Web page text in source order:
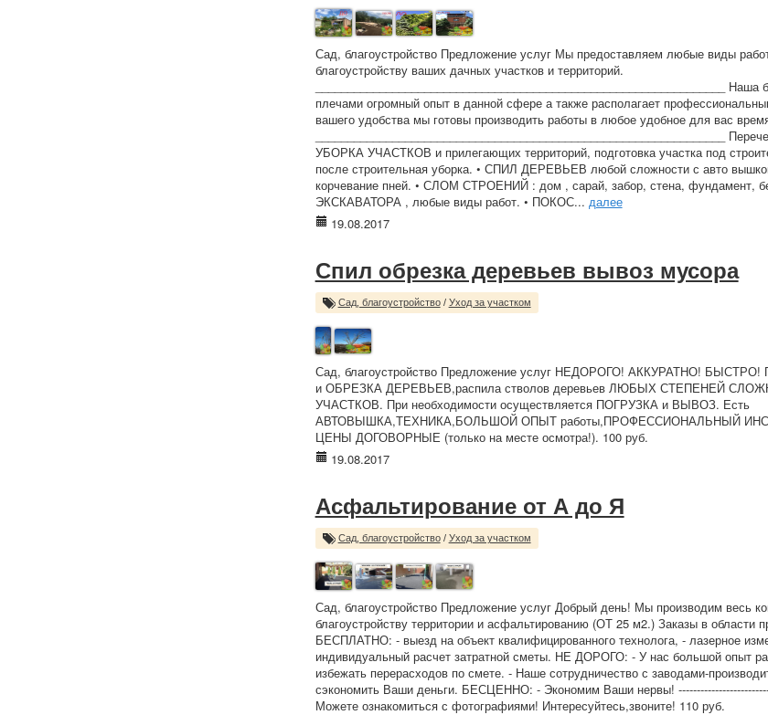
Сад, благоустройство Предложение услуг Мы предоставляем любые виды
благоустройству ваших дачных участков и территорий.
________________________________________________________________ Наша
плечами огромный опыт в данной сфере а также располагает
вашего удобства мы готовы производить работы в любое удобное для вас
________________________________________________________________
УБОРКА УЧАСТКОВ и прилегающих территорий, подготовка участка под
после строительная уборка. • СПИЛ ДЕРЕВЬЕВ любой сложности с авто
корчевание пней. • СЛОМ СТРОЕНИЙ : дом , сарай, забор, стена, фундамент,
ЭКСКАВАТОРА , любые виды работ. • ПОКОС... далее
19.08.2017
Спил обрезка деревьев вывоз мусора
Сад, благоустройство/ Уход за участком
Сад, благоустройство Предложение услуг НЕДОРОГО! АККУРАТНО! БЫСТРО!
и ОБРЕЗКА ДЕРЕВЬЕВ,распила стволов деревьев ЛЮБЫХ СТЕПЕНЕЙ
УЧАСТКОВ. При необходимости осуществляется ПОГРУЗКА и ВЫВОЗ. Есть
АВТОВЫШКА,ТЕХНИКА,БОЛЬШОЙ ОПЫТ работы,ПРОФЕССИОНАЛЬНЫЙ
ЦЕНЫ ДОГОВОРНЫЕ (только на месте осмотра!). 100 руб.
19.08.2017
Асфальтирование от А до Я
Сад, благоустройство/ Уход за участком
Сад, благоустройство Предложение услуг Добрый день! Мы производим весь
благоустройству территории и асфальтированию (ОТ 25 м2.) Заказы в области
БЕСПЛАТНО: - выезд на объект квалифицированного технолога, - лазерное
индивидуальный расчет затратной сметы. НЕ ДОРОГО: - У нас большой опыт
избежать перерасходов по смете. - Наше сотрудничество с заводами-
сэкономить Ваши деньги. БЕСЦЕННО: - Экономим Ваши нервы!
Можете ознакомиться с фотографиями! Интересуйтесь,звоните! 110 руб.